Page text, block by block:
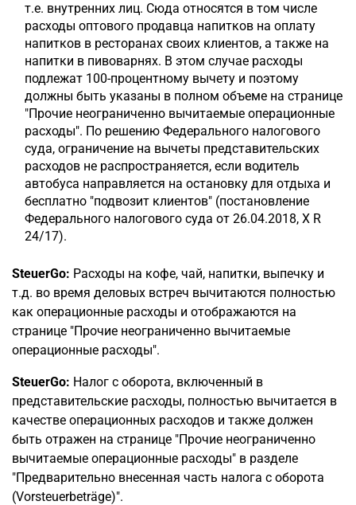
т.е. внутренних лиц. Сюда относятся в том числе
расходы оптового продавца напитков на оплату
напитков в ресторанах своих клиентов, а также на
напитки в пивоварнях. В этом случае расходы
подлежат 100-процентному вычету и поэтому
должны быть указаны в полном объеме на странице
"Прочие неограниченно вычитаемые операционные
расходы". По решению Федерального налогового
суда, ограничение на вычеты представительских
расходов не распространяется, если водитель
автобуса направляется на остановку для отдыха и
бесплатно "подвозит клиентов" (постановление
Федерального налогового суда от 26.04.2018, X R
24/17).
SteuerGo: Расходы на кофе, чай, напитки, выпечку и
т.д. во время деловых встреч вычитаются полностью
как операционные расходы и отображаются на
странице "Прочие неограниченно вычитаемые
операционные расходы".
SteuerGo: Налог с оборота, включенный в
представительские расходы, полностью вычитается в
качестве операционных расходов и также должен
быть отражен на странице "Прочие неограниченно
вычитаемые операционные расходы" в разделе
"Предварительно внесенная часть налога с оборота
(Vorsteuerbeträge)".